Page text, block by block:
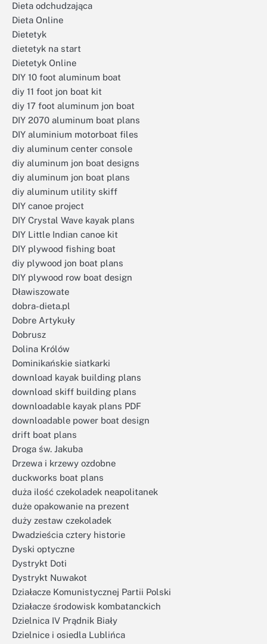
Dieta odchudzająca
Dieta Online
Dietetyk
dietetyk na start
Dietetyk Online
DIY 10 foot aluminum boat
diy 11 foot jon boat kit
diy 17 foot aluminum jon boat
DIY 2070 aluminum boat plans
DIY aluminium motorboat files
diy aluminum center console
diy aluminum jon boat designs
diy aluminum jon boat plans
diy aluminum utility skiff
DIY canoe project
DIY Crystal Wave kayak plans
DIY Little Indian canoe kit
DIY plywood fishing boat
diy plywood jon boat plans
DIY plywood row boat design
Dławiszowate
dobra-dieta.pl
Dobre Artykuły
Dobrusz
Dolina Królów
Dominikańskie siatkarki
download kayak building plans
download skiff building plans
downloadable kayak plans PDF
downloadable power boat design
drift boat plans
Droga św. Jakuba
Drzewa i krzewy ozdobne
duckworks boat plans
duża ilość czekoladek neapolitanek
duże opakowanie na prezent
duży zestaw czekoladek
Dwadzieścia cztery historie
Dyski optyczne
Dystrykt Doti
Dystrykt Nuwakot
Działacze Komunistycznej Partii Polski
Działacze środowisk kombatanckich
Dzielnica IV Prądnik Biały
Dzielnice i osiedla Lublińca